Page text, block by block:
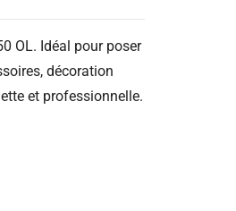
OL. Idéal pour poser
décoration
et professionnelle.